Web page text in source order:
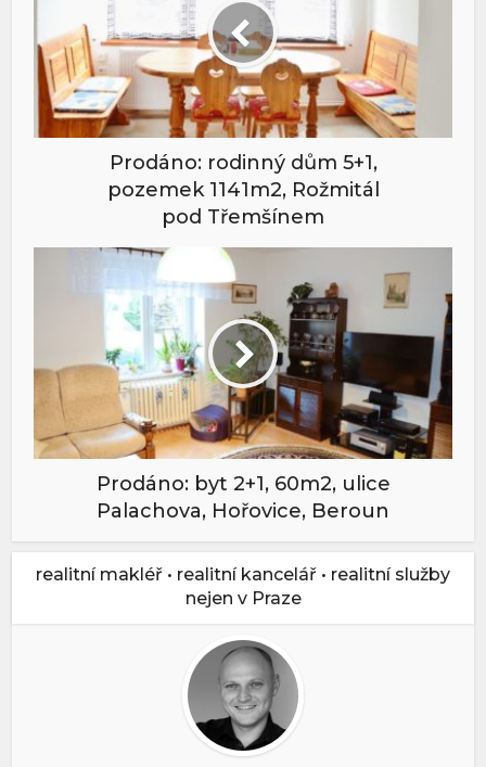
Prodáno: rodinný dům 5+1,
pozemek 1141m2, Rožmitál
pod Třemšínem
Prodáno: byt 2+1, 60m2, ulice
Palachova, Hořovice, Beroun
realitní makléř • realitní kancelář • realitní služby
nejen v Praze